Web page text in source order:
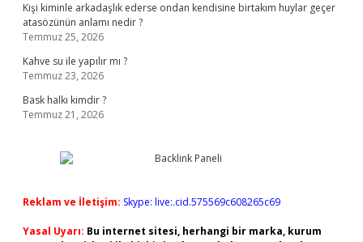
Kişi kiminle arkadaşlık ederse ondan kendisine birtakım huylar geçer
atasözünün anlamı nedir ?
Temmuz 25, 2026
Kahve su ile yapılır mı ?
Temmuz 23, 2026
Bask halkı kimdir ?
Temmuz 21, 2026
Reklam ve İletişim: Skype: live:.cid.575569c608265c69
Yasal Uyarı: Bu internet sitesi, herhangi bir marka, kurum